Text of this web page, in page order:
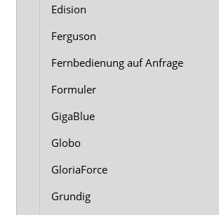
Edision
Ferguson
Fernbedienung auf Anfrage
Formuler
GigaBlue
Globo
GloriaForce
Grundig